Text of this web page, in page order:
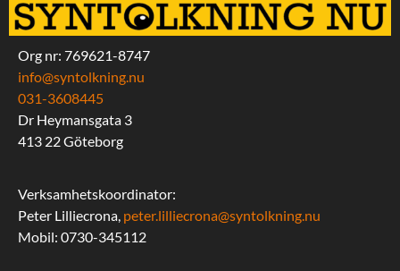
Org nr: 769621-8747
info@syntolkning.nu
031-3608445
Dr Heymansgata 3
413 22 Göteborg
Verksamhetskoordinator:
Peter Lilliecrona, peter.lilliecrona@syntolkning.nu
Mobil: 0730-345112